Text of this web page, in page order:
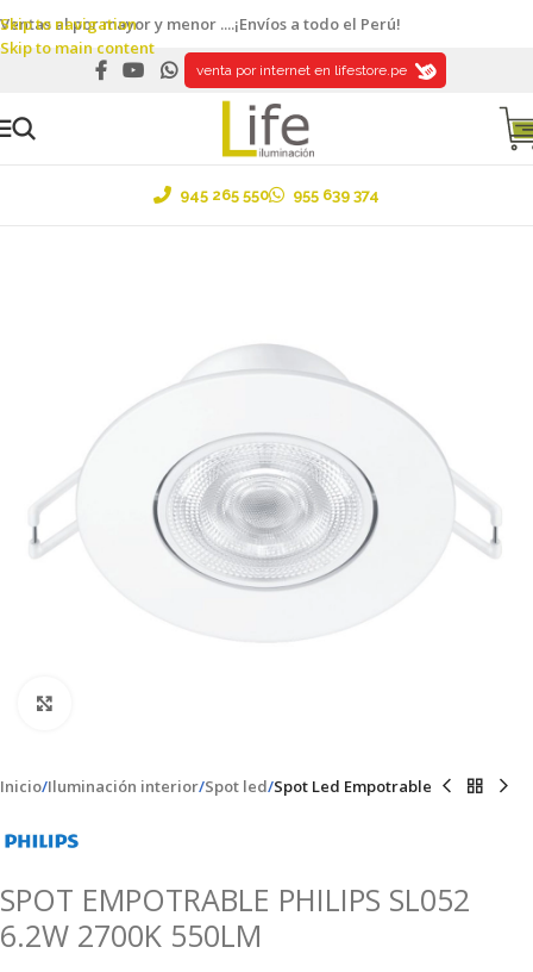
Skip to navigation
Skip to main content
Ventas al por mayor y menor ....¡Envíos a todo el Perú!
venta por internet en lifestore.pe
945 265 550 955 639 374
Inicio Iluminación interior Spot led Spot Led Empotrable
SPOT EMPOTRABLE PHILIPS SL052
6.2W 2700K 550LM